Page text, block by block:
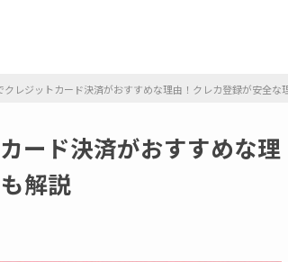
クレジットカード決済がおすすめな理由！クレカ登録が安全な
ード決済がおすすめな理
解説